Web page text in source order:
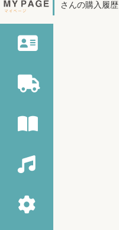
さんの購入履歴